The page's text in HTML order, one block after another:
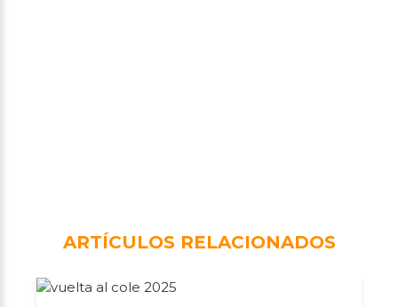
ARTÍCULOS RELACIONADOS